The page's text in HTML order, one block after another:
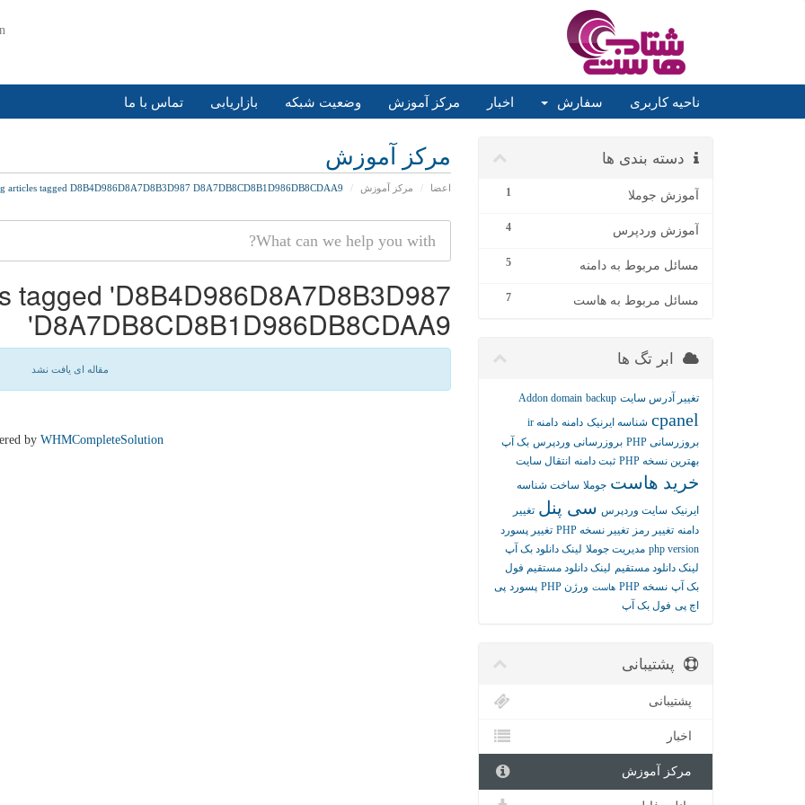
ناحیه کاربری سفارش اخبار مرکز آموزش وضعیت شبکه بازاریابی تماس با ما
مرکز آموزش
اعضا مرکز آموزش articles tagged D8B4D986D8A7D8B3D987 D8A7DB8CD8B1D986DB8CDAA9
دسته بندی ها
1 آموزش جوملا
4 آموزش وردپرس
5 مسائل مربوط به دامنه
7 مسائل مربوط به هاست tagged 'D8B4D986D8A7D8B3D987
D8A7DB8CD8B1D986DB8CDAA9'
مقاله ای یافت نشد
by WHMCompleteSolution
ابر تگ ها
تغییر آدرس سایت Addon domain backup
cpanel شناسه ایرنیک دامنه دامنه ir
بروزرسانی PHP
بروزرسانی وردپرس بک آپ
بهترین نسخه PHP
ثبت دامنه انتقال سایت
خرید هاست جوملا ساخت شناسه
ایرنیک سایت وردپرس سی پنل تغییر
دامنه تغییر رمز تغییر نسخه PHP
تغییر پسورد
php version مدیریت جوملا لینک دانلود بک آپ
لینک دانلود مستقیم لینک دانلود مستقیم فول
بک آپ نسخه PHP هاست ورژن PHP پسورد پی
اچ پی فول بک آپ
پشتیبانی
پشتیبانی
اخبار
مرکز آموزش